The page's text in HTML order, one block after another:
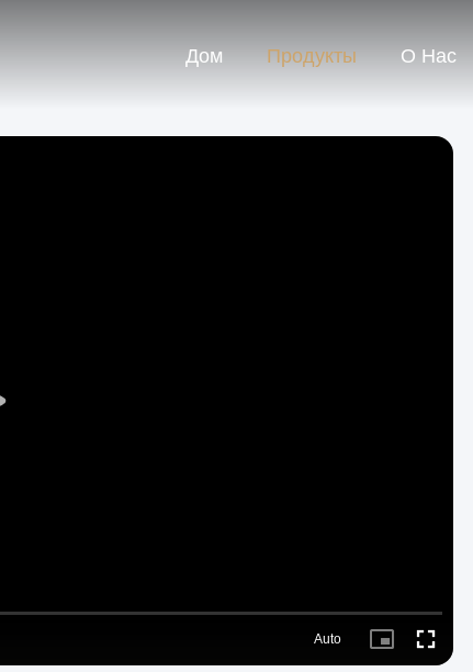
Дом Продукты О Нас
Auto
Picture- Fullscreen